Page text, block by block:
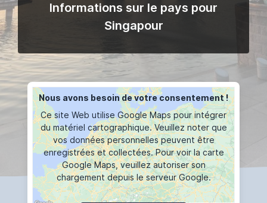
Informations sur le pays pour
Singapour
Nous avons besoin de votre consentement !
Ce site Web utilise Google Maps pour intégrer
du matériel cartographique. Veuillez noter que
vos données personnelles peuvent être
enregistrées et collectées. Pour voir la carte
Google Maps, veuillez autoriser son
chargement depuis le serveur Google.